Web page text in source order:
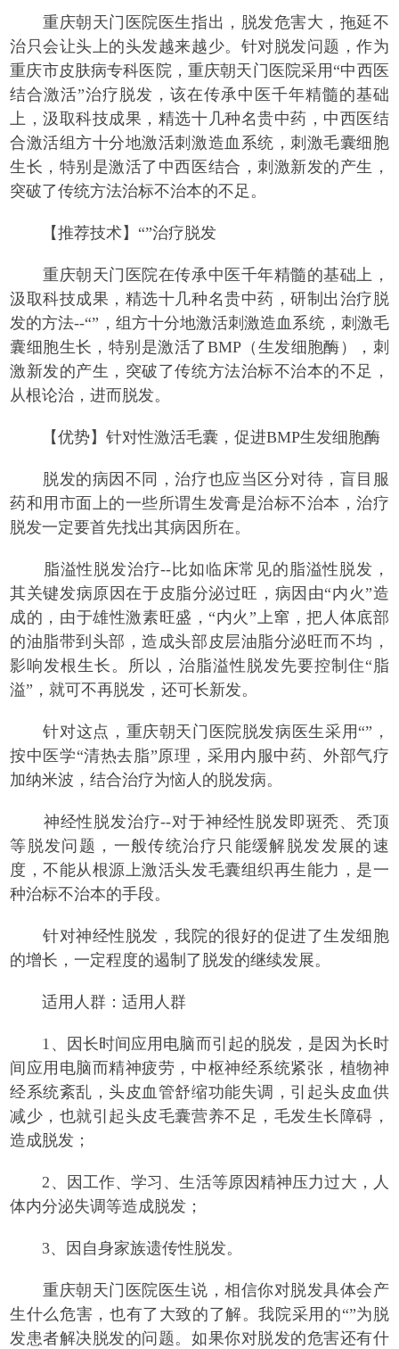
重庆朝天门医院医生指出，脱发危害大，拖延不
治只会让头上的头发越来越少。针对脱发问题，作为
重庆市皮肤病专科医院，重庆朝天门医院采用“中西医
结合激活”治疗脱发，该在传承中医千年精髓的基础
上，汲取科技成果，精选十几种名贵中药，中西医结
合激活组方十分地激活刺激造血系统，刺激毛囊细胞
生长，特别是激活了中西医结合，刺激新发的产生，
突破了传统方法治标不治本的不足。
【推荐技术】“”治疗脱发
重庆朝天门医院在传承中医千年精髓的基础上，
汲取科技成果，精选十几种名贵中药，研制出治疗脱
发的方法--“”，组方十分地激活刺激造血系统，刺激毛
囊细胞生长，特别是激活了BMP（生发细胞酶），刺
激新发的产生，突破了传统方法治标不治本的不足，
从根论治，进而脱发。
【优势】针对性激活毛囊，促进BMP生发细胞酶
脱发的病因不同，治疗也应当区分对待，盲目服
药和用市面上的一些所谓生发膏是治标不治本，治疗
脱发一定要首先找出其病因所在。
脂溢性脱发治疗--比如临床常见的脂溢性脱发，
其关键发病原因在于皮脂分泌过旺，病因由“内火”造
成的，由于雄性激素旺盛，“内火”上窜，把人体底部
的油脂带到头部，造成头部皮层油脂分泌旺而不均，
影响发根生长。所以，治脂溢性脱发先要控制住“脂
溢”，就可不再脱发，还可长新发。
针对这点，重庆朝天门医院脱发病医生采用“”，
按中医学“清热去脂”原理，采用内服中药、外部气疗
加纳米波，结合治疗为恼人的脱发病。
神经性脱发治疗--对于神经性脱发即斑秃、秃顶
等脱发问题，一般传统治疗只能缓解脱发发展的速
度，不能从根源上激活头发毛囊组织再生能力，是一
种治标不治本的手段。
针对神经性脱发，我院的很好的促进了生发细胞
的增长，一定程度的遏制了脱发的继续发展。
适用人群：适用人群
1、因长时间应用电脑而引起的脱发，是因为长时
间应用电脑而精神疲劳，中枢神经系统紧张，植物神
经系统紊乱，头皮血管舒缩功能失调，引起头皮血供
减少，也就引起头皮毛囊营养不足，毛发生长障碍，
造成脱发；
2、因工作、学习、生活等原因精神压力过大，人
体内分泌失调等造成脱发；
3、因自身家族遗传性脱发。
重庆朝天门医院医生说，相信你对脱发具体会产
生什么危害，也有了大致的了解。我院采用的“”为脱
发患者解决脱发的问题。如果你对脱发的危害还有什